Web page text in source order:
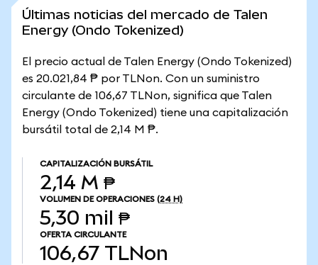
Últimas noticias del mercado de Talen
Energy (Ondo Tokenized)
El precio actual de Talen Energy (Ondo Tokenized)
es 20.021,84 ₱ por TLNon. Con un suministro
circulante de 106,67 TLNon, significa que Talen
Energy (Ondo Tokenized) tiene una capitalización
bursátil total de 2,14 M ₱.
CAPITALIZACIÓN BURSÁTIL
2,14 M ₱
VOLUMEN DE OPERACIONES (24 H)
5,30 mil ₱
OFERTA CIRCULANTE
106,67 TLNon